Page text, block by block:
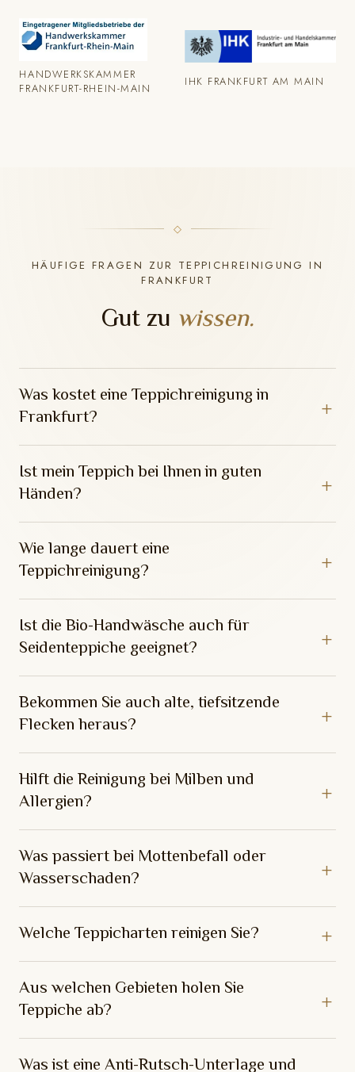
HANDWERKSKAMMER
FRANKFURT-RHEIN-MAIN
IHK FRANKFURT AM MAIN
HÄUFIGE FRAGEN ZUR TEPPICHREINIGUNG IN
FRANKFURT
Gut zu wissen.
Was kostet eine Teppichreinigung in
Frankfurt?
Ist mein Teppich bei Ihnen in guten
Händen?
Wie lange dauert eine
Teppichreinigung?
Ist die Bio-Handwäsche auch für
Seidenteppiche geeignet?
Bekommen Sie auch alte, tiefsitzende
Flecken heraus?
Hilft die Reinigung bei Milben und
Allergien?
Was passiert bei Mottenbefall oder
Wasserschaden?
Welche Teppicharten reinigen Sie?
Aus welchen Gebieten holen Sie
Teppiche ab?
Was ist eine Anti-Rutsch-Unterlage und